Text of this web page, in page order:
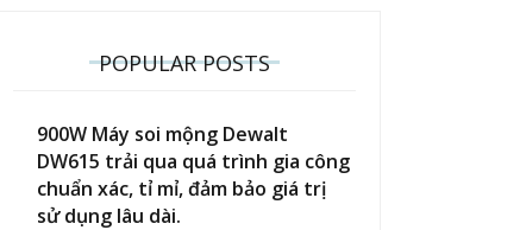
POPULAR POSTS
900W Máy soi mộng Dewalt
DW615 trải qua quá trình gia công
chuẩn xác, tỉ mỉ, đảm bảo giá trị
sử dụng lâu dài.